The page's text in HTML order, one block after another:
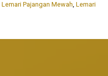
Lemari Pajangan Mewah, Lemari